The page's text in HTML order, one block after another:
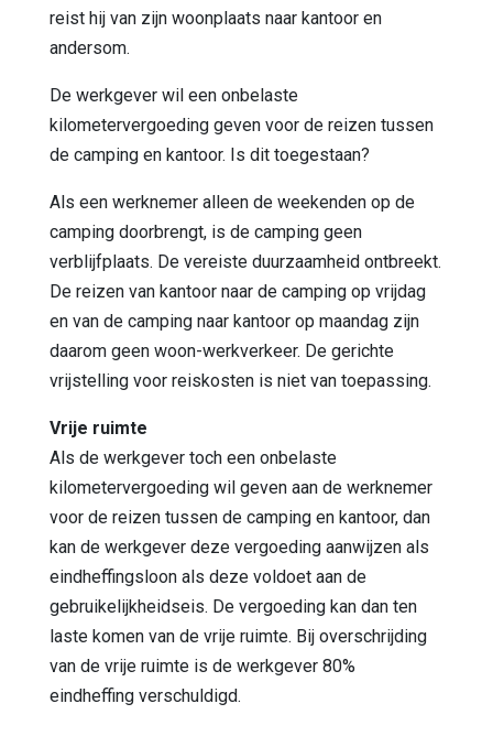
reist hij van zijn woonplaats naar kantoor en
andersom.
De werkgever wil een onbelaste
kilometervergoeding geven voor de reizen tussen
de camping en kantoor. Is dit toegestaan?
Als een werknemer alleen de weekenden op de
camping doorbrengt, is de camping geen
verblijfplaats. De vereiste duurzaamheid ontbreekt.
De reizen van kantoor naar de camping op vrijdag
en van de camping naar kantoor op maandag zijn
daarom geen woon-werkverkeer. De gerichte
vrijstelling voor reiskosten is niet van toepassing.
Vrije ruimte
Als de werkgever toch een onbelaste
kilometervergoeding wil geven aan de werknemer
voor de reizen tussen de camping en kantoor, dan
kan de werkgever deze vergoeding aanwijzen als
eindheffingsloon als deze voldoet aan de
gebruikelijkheidseis. De vergoeding kan dan ten
laste komen van de vrije ruimte. Bij overschrijding
van de vrije ruimte is de werkgever 80%
eindheffing verschuldigd.